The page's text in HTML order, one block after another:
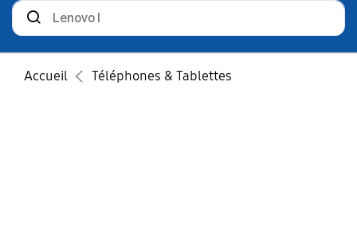
Rechercher
des
produits
Accueil Téléphones & Tablettes